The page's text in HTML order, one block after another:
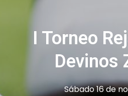
I Torneo
Devinos
Sábado 16 de